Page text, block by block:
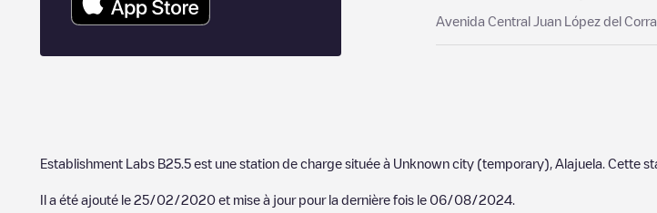
Avenida Central Juan López del Corral
Establishment Labs B25.5 est une station de charge située à Unknown city (temporary) Alajuela . Cette
Il a été ajouté le 25/02/2020 et mise à jour pour la dernière fois le 06/08/2024